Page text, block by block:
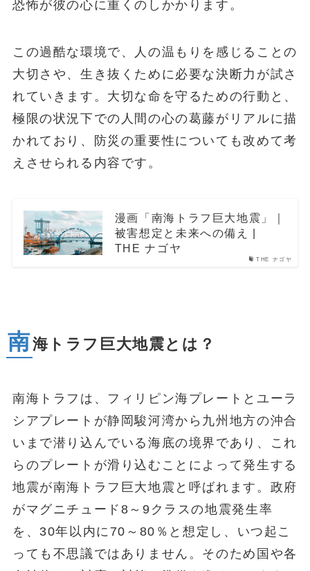
恐怖が彼の心に重くのしかかります。
この過酷な環境で、人の温もりを感じることの
大切さや、生き抜くために必要な決断力が試さ
れていきます。大切な命を守るための行動と、
極限の状況下での人間の心の葛藤がリアルに描
かれており、防災の重要性についても改めて考
えさせられる内容です。
THE ナゴヤ
漫画「南海トラフ巨大地震」｜
被害想定と未来への備え |
THE ナゴヤ
南海トラフ巨大地震とは？
南海トラフは、フィリピン海プレートとユーラ
シアプレートが静岡駿河湾から九州地方の沖合
いまで潜り込んでいる海底の境界であり、これ
らのプレートが滑り込むことによって発生する
地震が南海トラフ巨大地震と呼ばれます。政府
がマグニチュード8～9クラスの地震発生率
を、30年以内に70～80％と想定し、いつ起こ
っても不思議ではありません。そのため国や各